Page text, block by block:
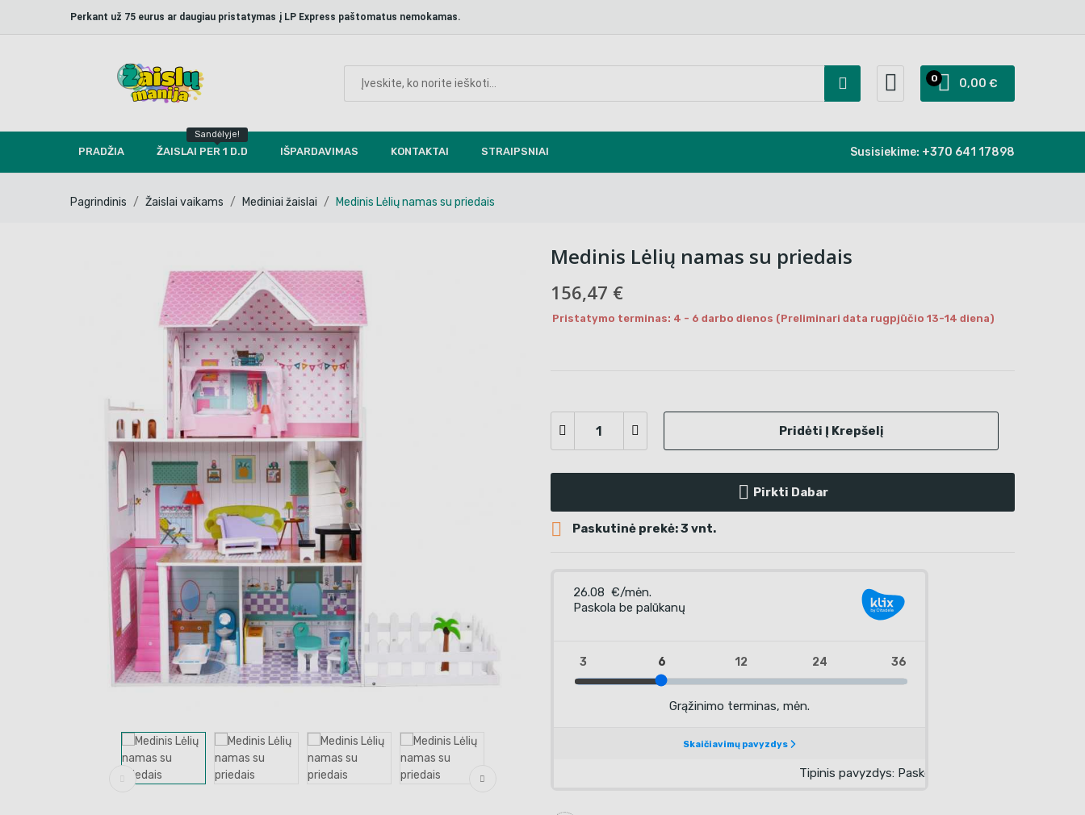
Perkant už 75 eurus ar daugiau pristatymas į LP Express paštomatus nemokamas.
0,00 €
0
PRADŽIA ŽAISLAI PER 1 D.D
Sandėlyje!
IŠPARDAVIMAS KONTAKTAI STRAIPSNIAI Susisiekime: +370 641 17898
Pagrindinis Žaislai vaikams Mediniai žaislai Medinis Lėlių namas su priedais
Medinis Lėlių namas su priedais
156,47 €
Pristatymo terminas: 4 - 6 darbo dienos (Preliminari data rugpjūčio 13-14 diena)
Pridėti Į Krepšelį
Pirkti Dabar
 Paskutinė prekė: 3 vnt.